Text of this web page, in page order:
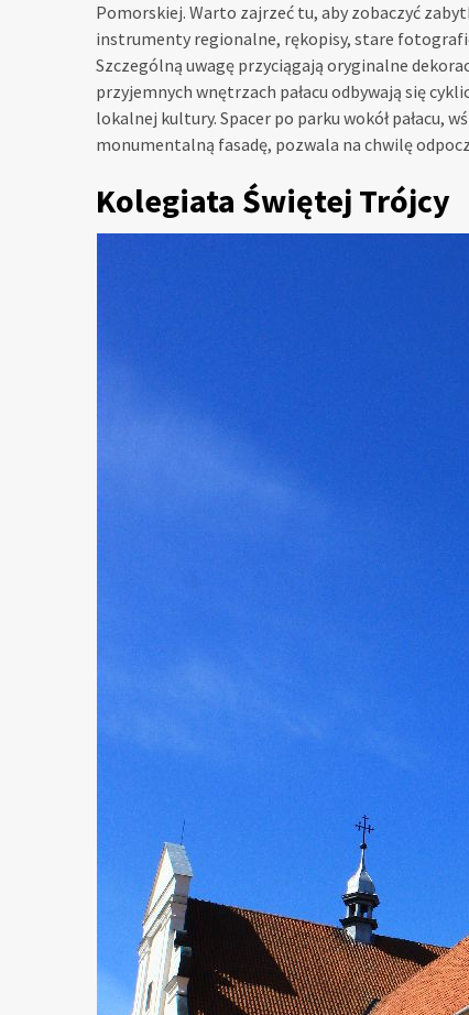
Pomorskiej. Warto zajrzeć tu, aby zobaczyć
instrumenty regionalne, rękopisy, stare
Szczególną uwagę przyciągają oryginalne
przyjemnych wnętrzach pałacu odbywają się
lokalnej kultury. Spacer po parku wokół pałacu,
monumentalną fasadę, pozwala na chwilę
Kolegiata Świętej Trójcy